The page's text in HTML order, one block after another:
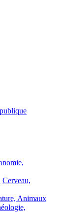
Cerveau,
Animaux